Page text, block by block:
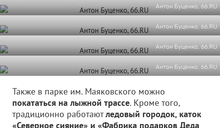
Антон Буценко, 66.RU
Антон Буценко, 66.RU
Антон Буценко, 66.RU
Антон Буценко, 66.RU
Также в парке им. Маяковского можно
покататься на лыжной трассе. Кроме того,
традиционно работаютледовый городок, каток
«Северное сияние» и «Фабрика подарков Деда